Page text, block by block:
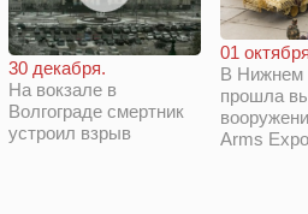
30 декабря.
На вокзале в
Волгограде смертник
устроил взрыв
01
В Нижнем
прошла
Arms